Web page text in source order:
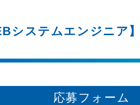
システムエンジニア】
応募フォーム